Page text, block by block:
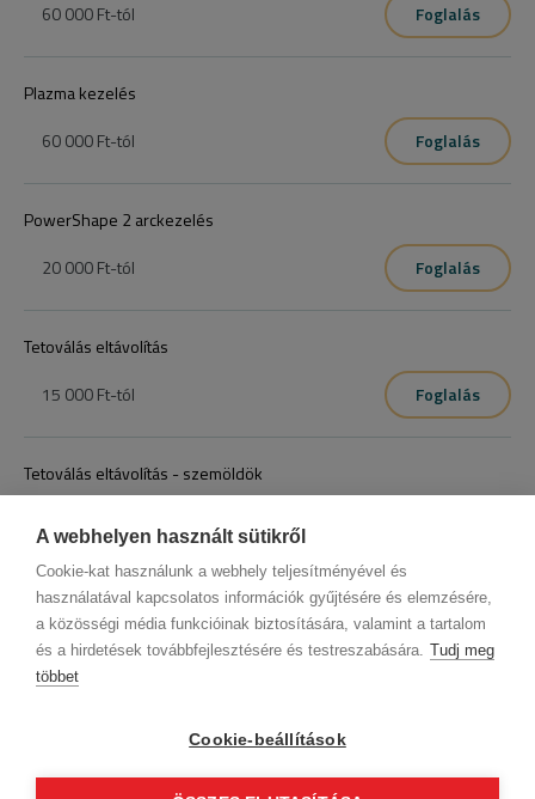
A webhelyen használt sütikről
Cookie-kat használunk a webhely teljesítményével és
használatával kapcsolatos információk gyűjtésére és elemzésére,
a közösségi média funkcióinak biztosítására, valamint a tartalom
és a hirdetések továbbfejlesztésére és testreszabására. Tudj meg
többet
Cookie-beállítások
60 000 Ft-tól Foglalás
Plazma kezelés
60 000 Ft-tól Foglalás
PowerShape 2 arckezelés
20 000 Ft-tól Foglalás
Tetoválás eltávolítás
15 000 Ft-tól Foglalás
Tetoválás eltávolítás - szemöldök